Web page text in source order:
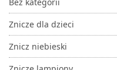
Bez kategorii
Znicze dla dzieci
Znicz niebieski